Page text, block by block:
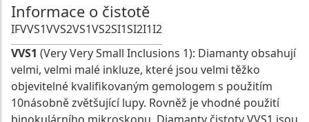
Informace o čistotě
IFVVS1VVS2VS1VS2SI1SI2I1I2
VVS1 (Very Very Small Inclusions 1): Diamanty obsahují
velmi, velmi malé inkluze, které jsou velmi těžko
objevitelné kvalifikovaným gemologem s použitím
10násobně zvětšující lupy. Rovněž je vhodné použití